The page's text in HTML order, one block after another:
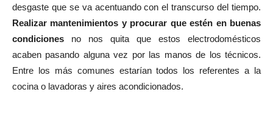
desgaste que se va acentuando con el transcurso del tiempo.
Realizar mantenimientos y procurar que estén en buenas
condiciones no nos quita que estos electrodomésticos
acaben pasando alguna vez por las manos de los técnicos.
Entre los más comunes estarían todos los referentes a la
cocina o lavadoras y aires acondicionados.